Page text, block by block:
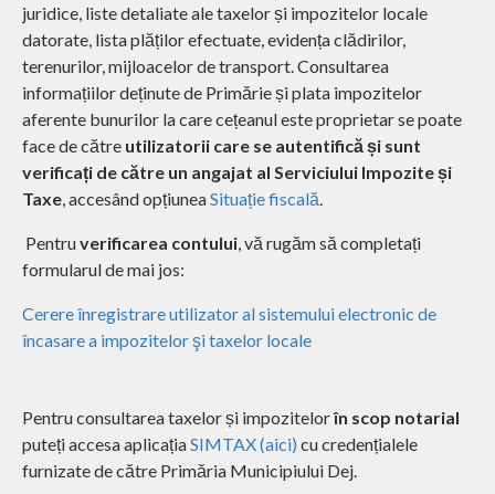
juridice, liste detaliate ale taxelor și impozitelor locale
datorate, lista plăților efectuate, evidența clădirilor,
terenurilor, mijloacelor de transport. Consultarea
informațiilor deținute de Primărie și plata impozitelor
aferente bunurilor la care cețeanul este proprietar se poate
face de către utilizatorii care se autentifică și sunt
verificați de către un angajat al Serviciului Impozite și
Taxe , accesând opțiuneaSituație fiscală
Pentruverificarea contului , vă rugăm să completați
formularul de mai jos:
Cerere înregistrare utilizator al sistemului electronic de
încasare a impozitelor şi taxelor locale
Pentru consultarea taxelor și impozitelorîn scop notarial
puteți accesa aplicațiaSIMTAX (aici) cu credențialele
furnizate de către Primăria Municipiului Dej.